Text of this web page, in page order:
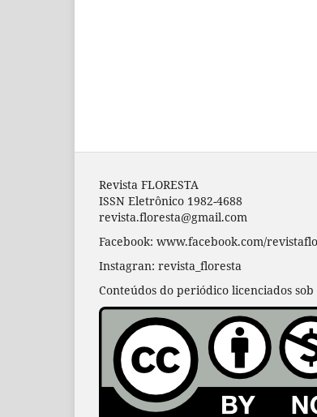
Revista FLORESTA
ISSN Eletrônico 1982-4688
revista.floresta@gmail.com
Facebook: www.facebook.com/
Instagran: revista_floresta
Conteúdos do periódico licenciados